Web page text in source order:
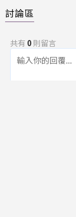
討論區
共有 0則留言